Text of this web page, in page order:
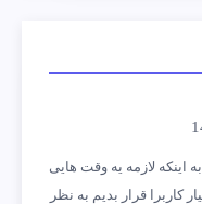
اینکه لازمه یه وقت هایی
کاربرا قرار بدیم به نظر